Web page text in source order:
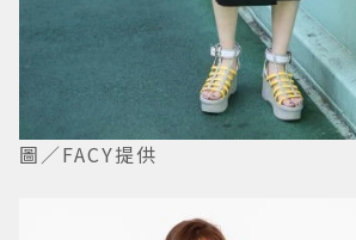
圖／FACY提供